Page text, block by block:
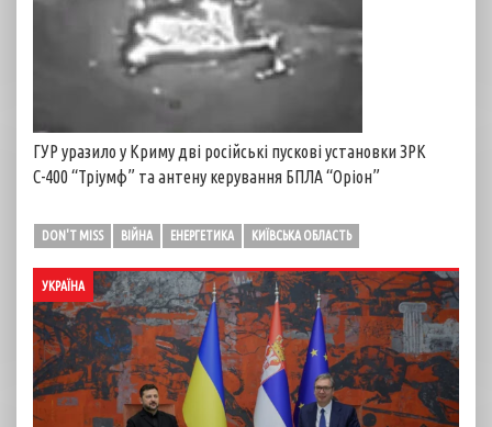
ГУР уразило у Криму дві російські пускові установки ЗРК
С-400 “Тріумф” та антену керування БПЛА “Оріон”
DON'T MISS ВІЙНА ЕНЕРГЕТИКА КИЇВСЬКА ОБЛАСТЬ
УКРАЇНА